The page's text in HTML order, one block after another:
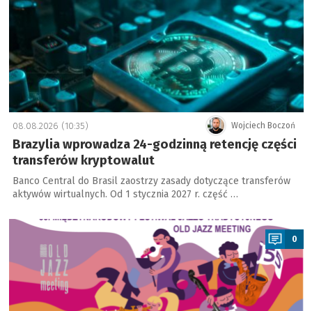
Wojciech Boczoń
08.08.2026 (10:35)
Brazylia wprowadza 24-godzinną retencję części
transferów kryptowalut
Banco Central do Brasil zaostrzy zasady dotyczące transferów
aktywów wirtualnych. Od 1 stycznia 2027 r. część …
a
0